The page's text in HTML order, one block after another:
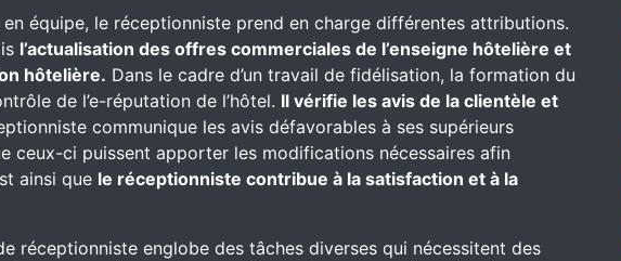
équipe, le réceptionniste prend en charge différentes attributions.
l’actualisation des offres commerciales de l’enseigne hôtelière et
hôtelière. Dans le cadre d’un travail de fidélisation, la formation du
de l’e-réputation de l’hôtel. Il vérifie les avis de la clientèle et
communique les avis défavorables à ses supérieurs
ceux-ci puissent apporter les modifications nécessaires afin
ainsi que le réceptionniste contribue à la satisfaction et à la
réceptionniste englobe des tâches diverses qui nécessitent des